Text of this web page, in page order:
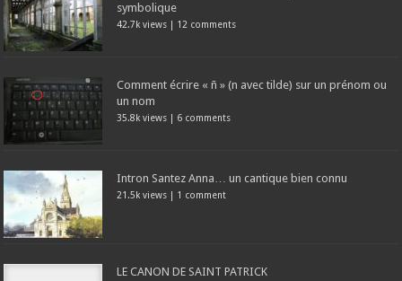
symbolique
42.7k views 12 comments
Comment écrire « ñ » (n avec tilde) sur un prénom ou
un nom
35.8k views 6 comments
Intron Santez Anna… un cantique bien connu
21.5k views 1 comment
LE CANON DE SAINT PATRICK